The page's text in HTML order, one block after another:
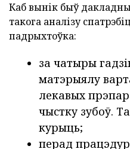
Каб вынік быў
такога аналізу
падрыхтоўка:
за чатыры
матэрыялу
лекавых
чыстку зубоў.
курыць;
перад